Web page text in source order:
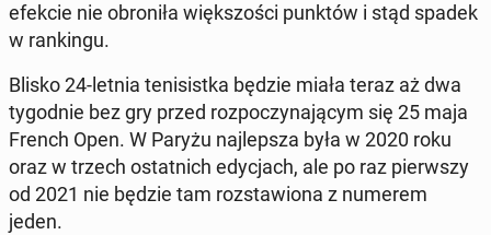
efekcie nie obro­ni­ła więk­szo­ści punktów i stąd spadek
w ran­kin­gu.
Blisko 24-letnia te­ni­sist­ka będzie miała teraz aż dwa
ty­go­dnie bez gry przed roz­po­czy­na­ją­cym się 25 maja
French Open. W Paryżu naj­lep­sza była w 2020 roku
oraz w trzech ostat­nich edy­cjach, ale po raz pierw­szy
od 2021 nie będzie tam roz­sta­wio­na z numerem
jeden.